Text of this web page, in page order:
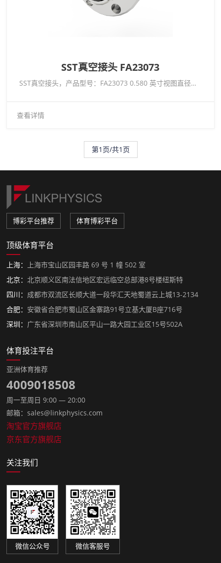
SST真空接头 FA23073
SST真空接头，产品型号：FA23073 0.580 英寸视图直径蓝宝石窗口非磁性低温额定 -269°C 至 450°C，CF1.33 法兰
查看详情
第1页/共1页
博彩平台推荐 体育博彩平台
顶级体育平台
上海：
上海市宝山区园丰路 69 号 1 幢 502 室
北京：北京顺义区南法信地区宏远临空总部港8号楼纽斯特
四川： 成都市双流区长顺大道一段华汇天地蜀道云上城13-2134
合肥： 安徽省合肥市蜀山区金寨路91号立基大厦B座716号
深圳： 广东省深圳市南山区平山一路大园工业区15号502A
体育投注平台
亚洲体育推荐
4009018508
周一至周日 9:00 — 20:00
邮箱：sales@linkphysics.com
淘宝官方旗舰店
京东官方旗舰店
关注我们
微信公众号 微信客服号